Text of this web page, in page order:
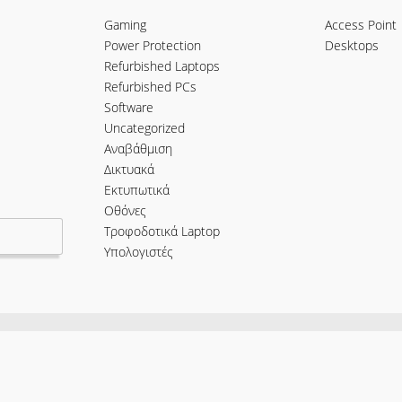
Gaming
Power Protection
Refurbished Laptops
Refurbished PCs
Software
Uncategorized
Αναβάθμιση
Δικτυακά
Εκτυπωτικά
Οθόνες
Τροφοδοτικά Laptop
Υπολογιστές
Access Point
Desktops